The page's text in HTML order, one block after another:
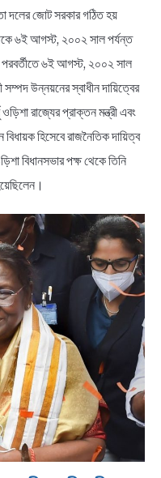
দলের জোট সরকার গঠিত হয়
৬ই আগস্ট, ২০০২ সাল পর্যন্ত
পরবর্তীতে ৬ই আগস্ট, ২০০২ সাল
উন্নয়নের স্বাধীন দায়িত্বের
রাজ্যের প্রাক্তন মন্ত্রী এবং
হিসেবে রাজনৈতিক দায়িত্ব
বিধানসভার পক্ষ থেকে তিনি